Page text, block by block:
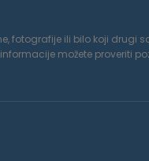
ili bilo koji drugi
možete proveriti